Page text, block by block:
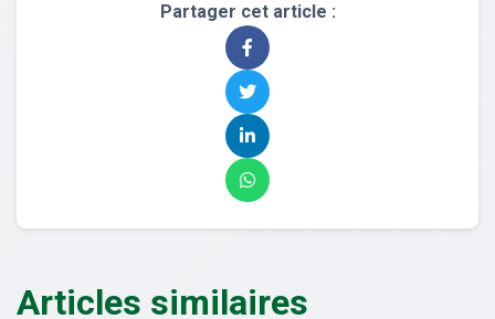
Partager cet article :
Articles similaires